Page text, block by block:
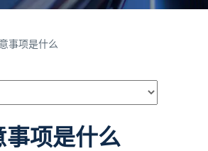
事项是什么
项是什么